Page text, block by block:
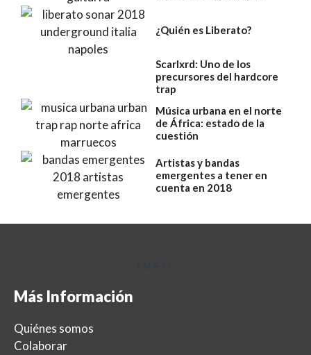
¿Quién es Liberato?
Scarlxrd: Uno de los
precursores del hardcore
trap
Música urbana en el norte
de África: estado de la
cuestión
Artistas y bandas
emergentes a tener en
cuenta en 2018
Más Información
Quiénes somos
Colaborar